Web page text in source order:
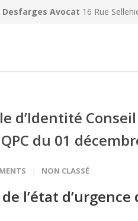
Desfarges Avocat 16 Rue
d’Identité Conseil
du 01
NON CLASSÉ
l’état d’urgence